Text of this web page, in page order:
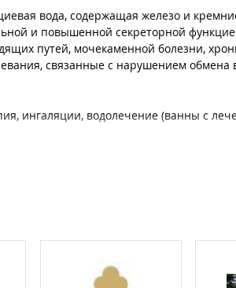
вода, содержащая железо и
и повышенной секреторной
путей, мочекаменной болезни,
связанные с нарушением обмена
ингаляции, водолечение (ванны с